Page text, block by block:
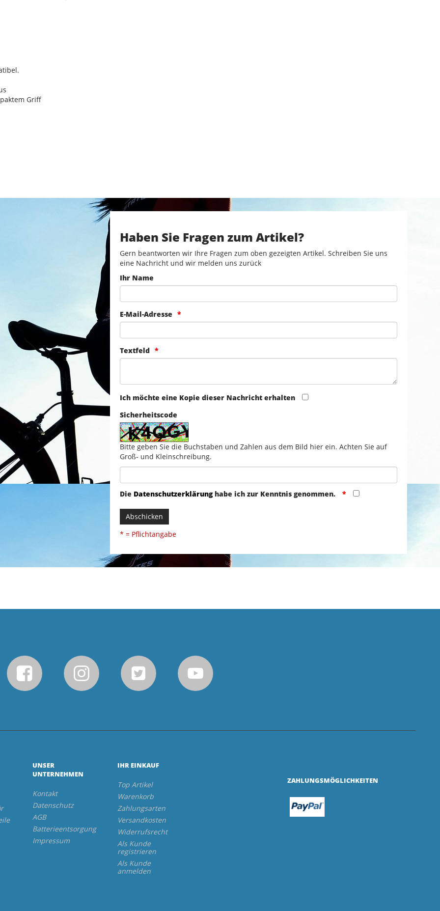
Griff
Haben Sie Fragen zum Artikel?
Gern beantworten wir Ihre Fragen zum oben gezeigten Artikel. Schreiben Sie uns
eine Nachricht und wir melden uns zurück
Ihr Name
E-Mail-Adresse
Textfeld
Ich möchte eine Kopie dieser Nachricht erhalten
Sicherheitscode
Bitte geben Sie die Buchstaben und Zahlen aus dem Bild hier ein. Achten Sie auf
Groß- und Kleinschreibung.
Die Datenschutzerklärunghabe ich zur Kenntnis genommen.
Abschicken
* = Pflichtangabe
UNSER
UNTERNEHMEN
Kontakt
Datenschutz
AGB
Batterieentsorgung
Impressum
IHR EINKAUF
Top Artikel
Warenkorb
Zahlungsarten
Versandkosten
Widerrufsrecht
Als Kunde
registrieren
Als Kunde
anmelden
ZAHLUNGSMÖGLICHKEITEN